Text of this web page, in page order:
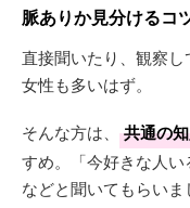
脈ありか見分けるコ
直接聞いたり、観察
女性も多いはず。
そんな方は、 共通の
すめ。「今好きな人い
などと聞いてもらいま